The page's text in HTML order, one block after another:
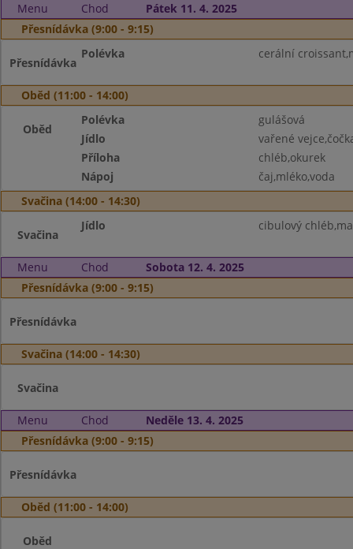
Menu Chod
Pátek 11. 4. 2025
Přesnídávka (9:00 - 9:15)
Přesnídávka
Polévka cerální
Oběd (11:00 - 14:00)
Oběd
Polévka
gulášová
Jídlo
vařené
Příloha
chléb,okurek
Nápoj
čaj,mléko,voda
Svačina (14:00 - 14:30)
Svačina
Jídlo cibulový
Menu Chod
Sobota 12. 4. 2025
Přesnídávka (9:00 - 9:15)
Přesnídávka
Svačina (14:00 - 14:30)
Svačina
Menu Chod
Neděle 13. 4. 2025
Přesnídávka (9:00 - 9:15)
Přesnídávka
Oběd (11:00 - 14:00)
Oběd